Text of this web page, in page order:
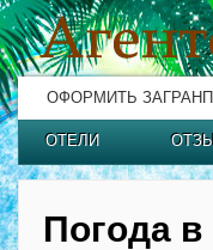
ОФОРМИТЬ
ОТЕЛИ
Погода